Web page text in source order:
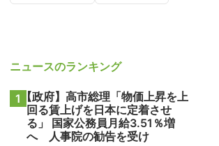
ニュースのランキング
1 【政府】高市総理「物価上昇を上
回る賃上げを日本に定着させ
る」 国家公務員月給3.51％増
へ 人事院の勧告を受け